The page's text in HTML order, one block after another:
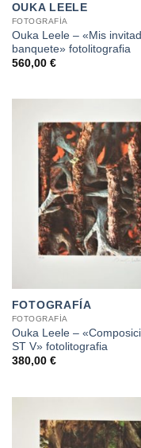
OUKA LEELE
FOTOGRAFÍA
Ouka Leele – «Mis
banquete» fotolitografia
560,00 €
FOTOGRAFÍA
FOTOGRAFÍA
Ouka Leele –
ST V» fotolitografia
380,00 €